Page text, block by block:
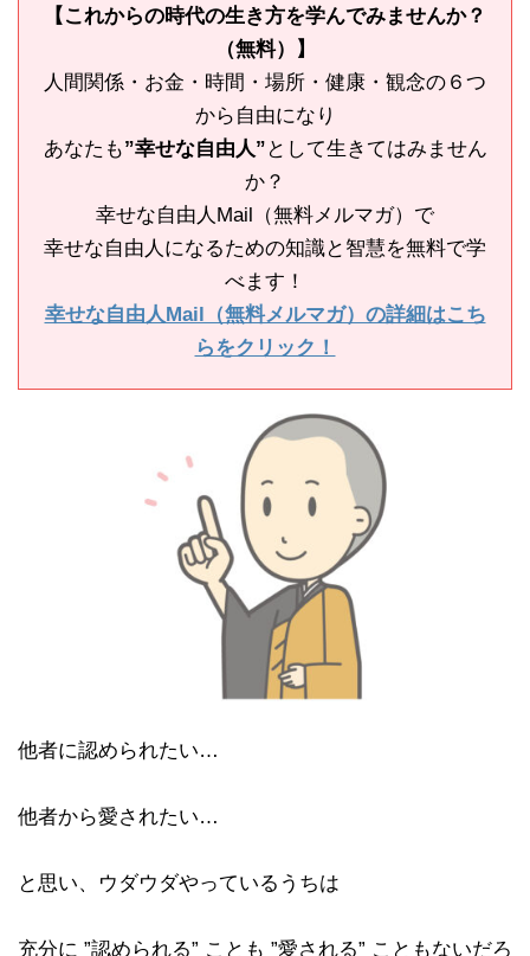
【これからの時代の生き方を学んでみませんか？
（無料）】
人間関係・お金・時間・場所・健康・観念の６つ
から自由になり
あなたも”幸せな自由人” として生きてはみません
か？
幸せな自由人Mail（無料メルマガ）で
幸せな自由人になるための知識と智慧を無料で学
べます！
幸せな自由人Mail（無料メルマガ）の詳細はこち
らをクリック！
他者に認められたい…
他者から愛されたい…
と思い、ウダウダやっているうちは
充分に ”認められる” ことも ”愛される” こともないだろ